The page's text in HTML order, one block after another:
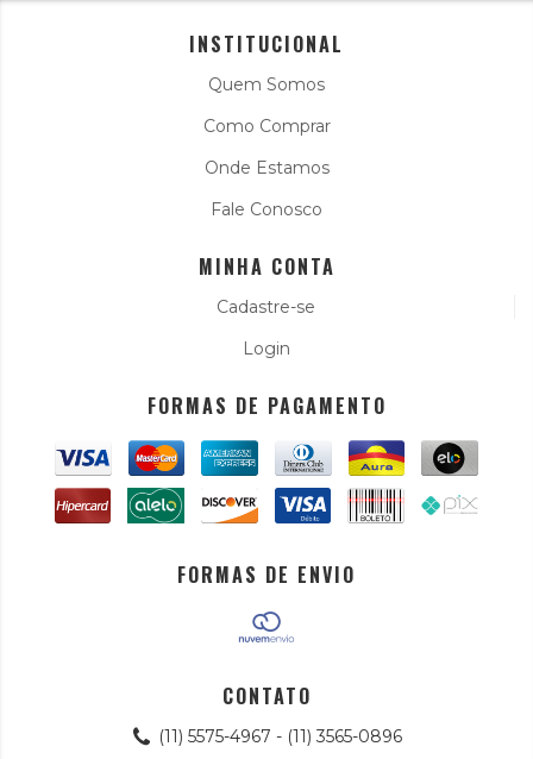
INSTITUCIONAL
Quem Somos
Como Comprar
Onde Estamos
Fale Conosco
MINHA CONTA
Cadastre-se
Login
FORMAS DE PAGAMENTO
FORMAS DE ENVIO
CONTATO
(11) 5575-4967 - (11) 3565-0896